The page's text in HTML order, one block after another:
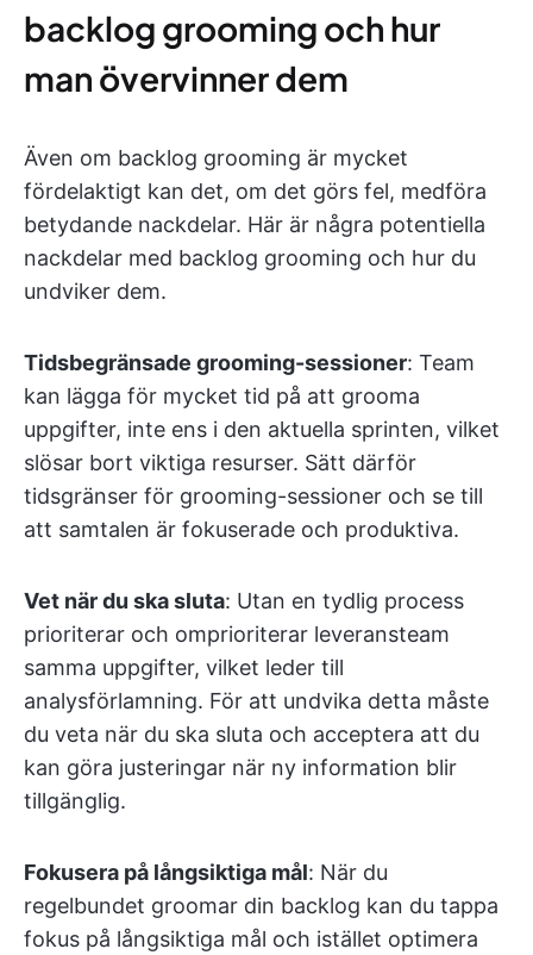
backlog grooming och hur
man övervinner dem
Även om backlog grooming är mycket
fördelaktigt kan det, om det görs fel, medföra
betydande nackdelar. Här är några potentiella
nackdelar med backlog grooming och hur du
undviker dem.
Tidsbegränsade grooming-sessioner: Team
kan lägga för mycket tid på att grooma
uppgifter, inte ens i den aktuella sprinten, vilket
slösar bort viktiga resurser. Sätt därför
tidsgränser för grooming-sessioner och se till
att samtalen är fokuserade och produktiva.
Vet när du ska sluta: Utan en tydlig process
prioriterar och omprioriterar leveransteam
samma uppgifter, vilket leder till
analysförlamning. För att undvika detta måste
du veta när du ska sluta och acceptera att du
kan göra justeringar när ny information blir
tillgänglig.
Fokusera på långsiktiga mål: När du
regelbundet groomar din backlog kan du tappa
fokus på långsiktiga mål och istället optimera